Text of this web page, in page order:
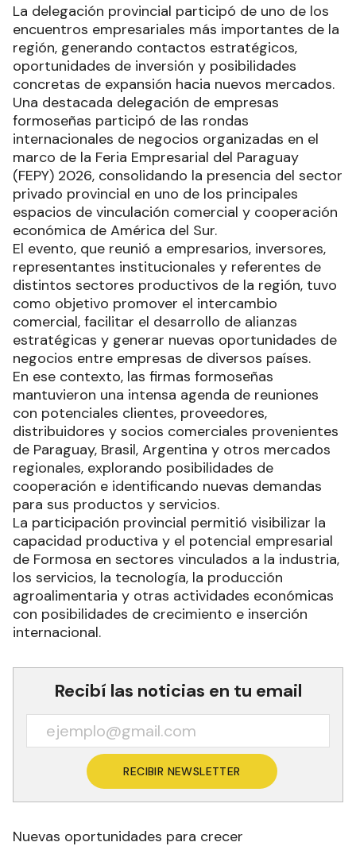
La delegación provincial participó de uno de los
encuentros empresariales más importantes de la
región, generando contactos estratégicos,
oportunidades de inversión y posibilidades
concretas de expansión hacia nuevos mercados.
Una destacada delegación de empresas
formoseñas participó de las rondas
internacionales de negocios organizadas en el
marco de la Feria Empresarial del Paraguay
(FEPY) 2026, consolidando la presencia del sector
privado provincial en uno de los principales
espacios de vinculación comercial y cooperación
económica de América del Sur.
El evento, que reunió a empresarios, inversores,
representantes institucionales y referentes de
distintos sectores productivos de la región, tuvo
como objetivo promover el intercambio
comercial, facilitar el desarrollo de alianzas
estratégicas y generar nuevas oportunidades de
negocios entre empresas de diversos países.
En ese contexto, las firmas formoseñas
mantuvieron una intensa agenda de reuniones
con potenciales clientes, proveedores,
distribuidores y socios comerciales provenientes
de Paraguay, Brasil, Argentina y otros mercados
regionales, explorando posibilidades de
cooperación e identificando nuevas demandas
para sus productos y servicios.
La participación provincial permitió visibilizar la
capacidad productiva y el potencial empresarial
de Formosa en sectores vinculados a la industria,
los servicios, la tecnología, la producción
agroalimentaria y otras actividades económicas
con posibilidades de crecimiento e inserción
internacional.
Recibí las noticias en tu email
RECIBIR NEWSLETTER
Nuevas oportunidades para crecer